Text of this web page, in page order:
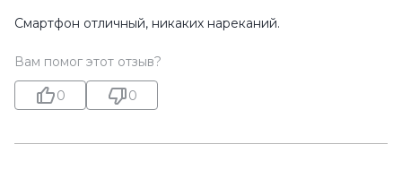
Смартфон отличный, никаких нареканий.
Вам помог этот отзыв?
0 0